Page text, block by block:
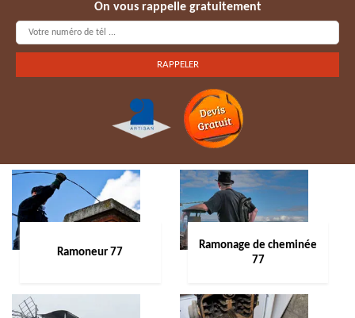
On vous rappelle gratuitement
Ramoneur 77
Ramonage de cheminée
77